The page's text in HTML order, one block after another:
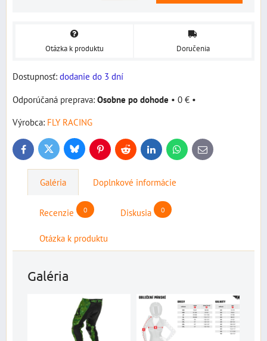
Otázka k produktu Doručenia
Dostupnosť: dodanie do 3 dní
Osobne po dohode • 0 € •
Výrobca: FLY RACING
FacebookTwitter BlueskyPinterestReddit LinkedInWhatsApp
E-
mail
Galéria Doplnkové informácie
Recenzie 0 Diskusia 0
Otázka k produktu
Galéria